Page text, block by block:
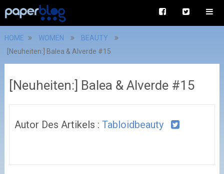
HOME WOMEN
BEAUTY
[Neuheiten:] Balea & Alverde #15
[Neuheiten:] Balea & Alverde #15
Autor Des Artikels : Tabloidbeauty